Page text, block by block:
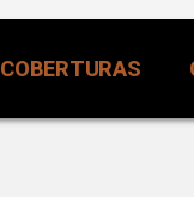
COBERTURAS